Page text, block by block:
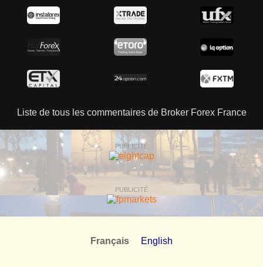
Liste de tous les commentaires de Broker Forex France
PUBLICITÉ
PUBLICITÉ
Français English